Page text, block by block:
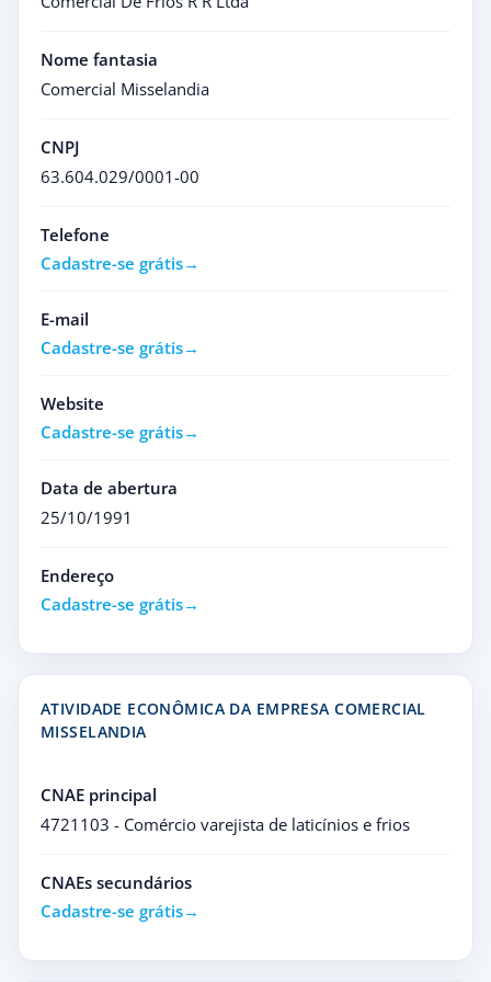
Nome fantasia
Comercial Misselandia
CNPJ
63.604.029/0001-00
Telefone
Cadastre-se grátis
E-mail
Cadastre-se grátis
Website
Cadastre-se grátis
Data de abertura
25/10/1991
Endereço
Cadastre-se grátis
ATIVIDADE ECONÔMICA DA EMPRESA COMERCIAL
MISSELANDIA
CNAE principal
4721103 - Comércio varejista de laticínios e frios
CNAEs secundários
Cadastre-se grátis